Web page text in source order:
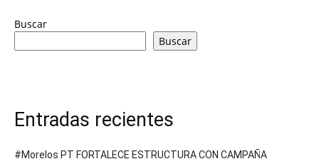
Buscar
Buscar
Entradas recientes
#Morelos PT FORTALECE ESTRUCTURA CON CAMPAÑA